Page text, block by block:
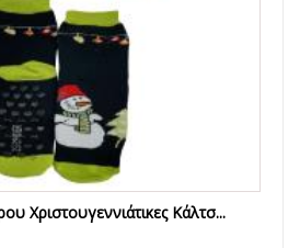
Χριστουγεννιάτικες Κάλτσ...